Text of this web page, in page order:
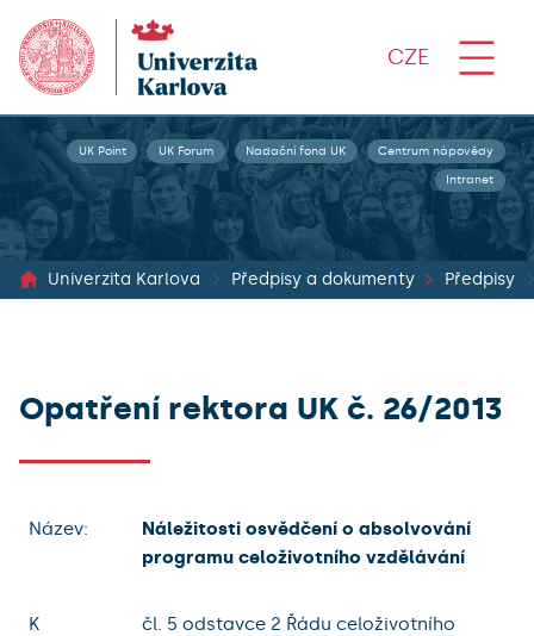
CZE
UK Point UK Forum Nadační fond UK Centrum nápovědy
Intranet
Univerzita Karlova Předpisy a dokumenty Předpisy
Opatření rektora UK č. 26/2013
Název:
Náležitosti osvědčení o absolvování
programu celoživotního vzdělávání
K
čl. 5 odstavce 2 Řádu celoživotního